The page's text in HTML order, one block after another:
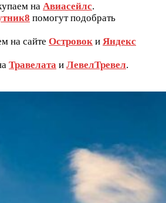
на Авиасейлс.
помогут подобрать
на сайте Островок и Яндекс
Травелата и ЛевелТревел.